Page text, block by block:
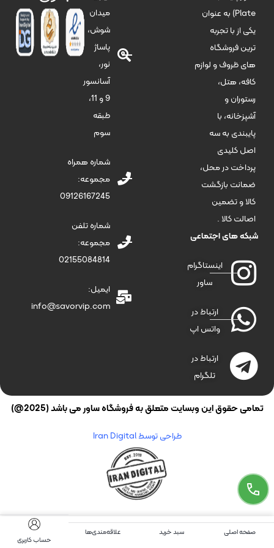
Plate) به عنوان
یکی از با تجربه
ترین فروشگاه
های ظروف و لوازم
کافه، هتل،
رستوران و
آشپزخانه، با
پایبندی به سه
اصل کلیدی
پرداخت در محل،
ضمانت بازگشت
کالا و تضمین
اصالت کالا .
شبکه های اجتماعی
اینستاگرام
ساور
ارتباط در
واتس اپ
ارتباط در
تلگرام
میدان
شوش،
پاساژ
نور،
آسانسور
9 و 11،
طبقه
سوم
شماره همراه
مجموعه:
09126167245
شماره تلفن
مجموعه:
02155084814
ایمیل:
info@savorvip.com
تمامی حقوق این وبسایت متعلق به فروشگاه ساور می باشد (2025@)
طراحی توسط Iran Digital
صفحه اصلی سبد خرید علاقه‌مندی‌ها
حساب کاربری